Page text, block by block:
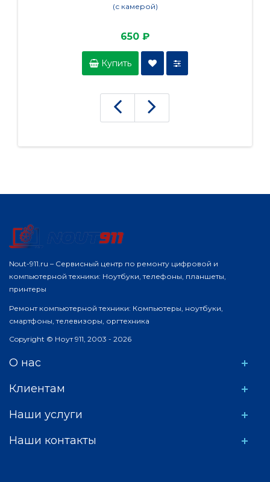
(с камерой)
650 ₽
Купить
Nout-911.ru – Сервисный центр по ремонту цифровой и
компьютерной техники: Ноутбуки, телефоны, планшеты,
принтеры
Ремонт компьютерной техники: Компьютеры, ноутбуки,
смартфоны, телевизоры, оргтехника
Copyright © Ноут 911, 2003 - 2026
О нас
Клиентам
Наши услуги
Наши контакты